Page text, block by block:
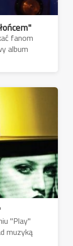
fanom
album
"Play"
muzyką